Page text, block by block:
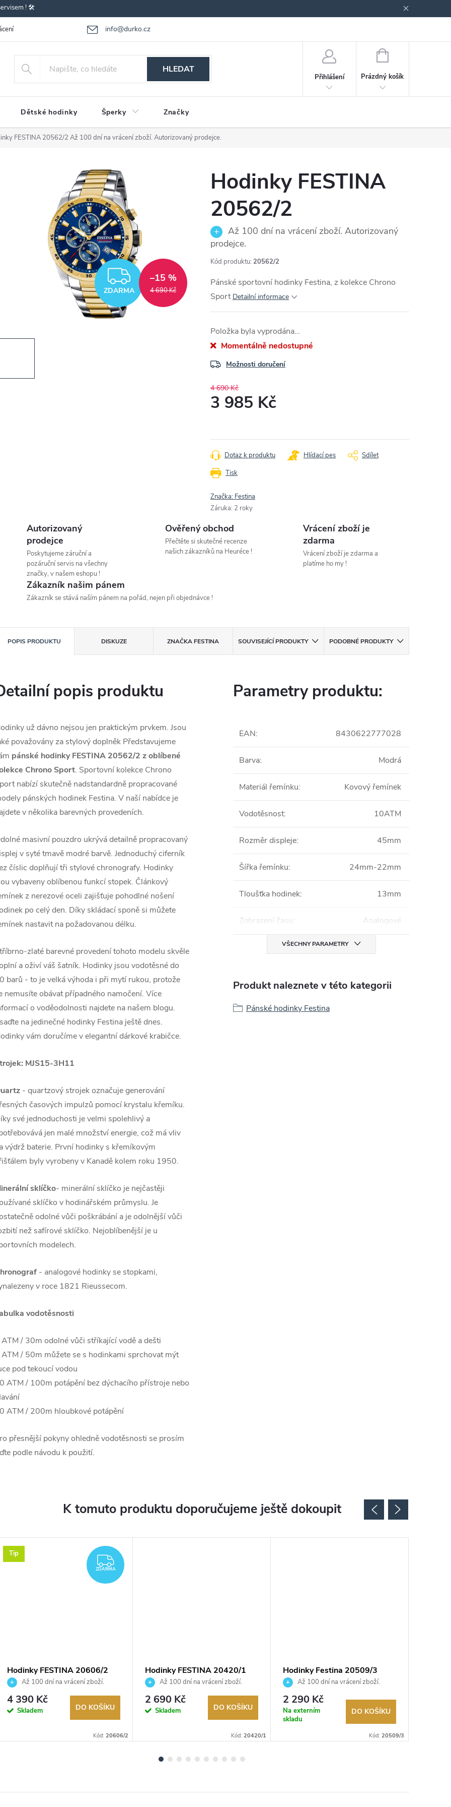
! 🛠️
info@durko.cz
- výměna zboží Reklamace zboží Obchodní podmínky
HLEDAT
Přihlášení
NÁKUPNÍ
Prázdný košík
Dětské hodinky Šperky Značky
FESTINA 20562/2 Až 100 dní na vrácení zboží. Autorizovaný prodejce.
ZDARMA
ZDARMA 4 690 Kč
–15 %
Hodinky FESTINA
20562/2
Až 100 dní na vrácení zboží. Autorizovaný
prodejce.
Kód produktu: 20562/2
Pánské sportovní hodinky Festina, z kolekce Chrono
Sport Detailní informace
Položka byla vyprodána…
Momentálně nedostupné
Možnosti doručení
4 690 Kč
3 985 Kč
Tisk
Dotaz k produktu Hlídací pes Sdílet
Značka: Festina
Záruka: 2 roky
Autorizovaný
prodejce
Poskytujeme záruční a
pozáruční servis na všechny
značky, v našem eshopu !
Ověřený obchod
Přečtěte si skutečné recenze
našich zákazníků na Heuréce !
Vrácení zboží je
zdarma
Vrácení zboží je zdarma a
platíme ho my !
Zákazník našim pánem
Zákazník se stává naším pánem na pořád, nejen při objednávce !
POPIS PRODUKTU DISKUZE ZNAČKA FESTINA SOUVISEJÍCÍ PRODUKTY PODOBNÉ PRODUKTY
popis produktu
už dávno nejsou jen praktickým prvkem. Jsou
považovány za stylový doplněk Představujeme
pánské hodinky FESTINA 20562/2 z oblíbené
Chrono Sport. Sportovní kolekce Chrono
nabízí skutečně nadstandardně propracované
pánských hodinek Festina. V naší nabídce je
v několika barevných provedeních.
masivní pouzdro ukrývá detailně propracovaný
v syté tmavě modré barvě. Jednoduchý ciferník
číslic doplňují tři stylové chronografy. Hodinky
vybaveny oblíbenou funkcí stopek. Článkový
z nerezové oceli zajišťuje pohodlné nošení
po celý den. Díky skládací sponě si můžete
nastavit na požadovanou délku.
zlaté barevné provedení tohoto modelu skvěle
a oživí váš šatník. Hodinky jsou vodotěsné do
barů - to je velká výhoda i při mytí rukou, protože
nemusíte obávat případného namočení. Více
o voděodolnosti najdete na našem blogu.
na jedinečné hodinky Festina ještě dnes.
vám doručíme v elegantní dárkové krabičce.
MJS15-3H11
- quartzový strojek označuje generování
časových impulzů pomocí krystalu křemíku.
své jednoduchosti je velmi spolehlivý a
jen malé množství energie, což má vliv
výdrž baterie. První hodinky s křemíkovým
byly vyrobeny v Kanadě kolem roku 1950.
sklíčko- minerální sklíčko je nejčastěji
sklíčko v hodinářském průmyslu. Je
odolné vůči poškrábání a je odolnější vůči
než safírové sklíčko. Nejoblíbenější je u
modelech.
- analogové hodinky se stopkami,
v roce 1821 Rieussecom.
vodotěsnosti
/ 30m odolné vůči stříkající vodě a dešti
/ 50m můžete se s hodinkami sprchovat mýt
pod tekoucí vodou
ATM / 100m potápění bez dýchacího přístroje nebo
ATM / 200m hloubkové potápění
přesnější pokyny ohledně vodotěsnosti se prosím
podle návodu k použití.
Parametry produktu:
EAN: 8430622777028
Barva: Modrá
Materiál řemínku: Kovový řemínek
Vodotěsnost: 10ATM
Rozměr displeje: 45mm
Šířka řemínku: 24mm-22mm
Tloušťka hodinek: 13mm
Zobrazení času : Analogové
VŠECHNY PARAMETRY
Produkt naleznete v této kategorii
Pánské hodinky Festina
K tomuto produktu doporučujeme ještě dokoupit
Tip
ZDARMA
ZDARMA
Hodinky FESTINA 20606/2
Až 100 dní na vrácení zboží.
Autorizovaný prodejce.
4 390 Kč
Skladem DO KOŠÍKU
Kód: 20606/2
Hodinky FESTINA 20420/1
Až 100 dní na vrácení zboží.
Autorizovaný prodejce.
2 690 Kč
Skladem DO KOŠÍKU
Kód: 20420/1
Hodinky Festina 20509/3
Až 100 dní na vrácení zboží.
Autorizovaný prodejce.
2 290 Kč
Na externím
skladu
DO KOŠÍKU
Kód: 20509/3